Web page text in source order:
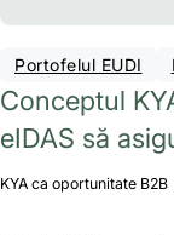
Portofelul EUDI
Conceptul
eIDAS să
KYA ca oportunitate B2B